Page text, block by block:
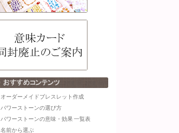
オーダーメイドブレスレット作成
パワーストーンの選び方
パワーストーンの意味・効果 一覧表
名前から選ぶ